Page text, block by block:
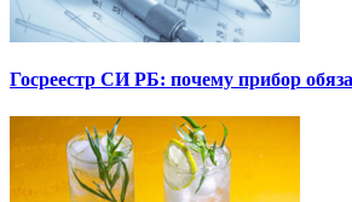
Госреестр СИ РБ: почему прибор